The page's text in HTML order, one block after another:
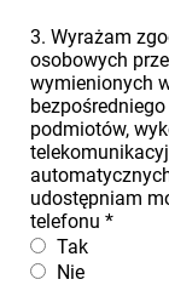
3. Wyrażam
osobowych
wymienionych
podmiotów,
udostępniam
telefonu *
Tak
Nie